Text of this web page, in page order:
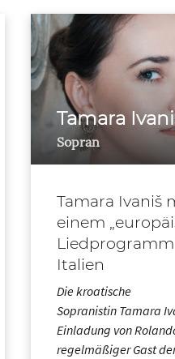
Tamara
Sopran
Tamara Ivaniš
einem
Italien
Die kroatische
Sopranistin Tamara
Einladung von
regelmäßiger Gast